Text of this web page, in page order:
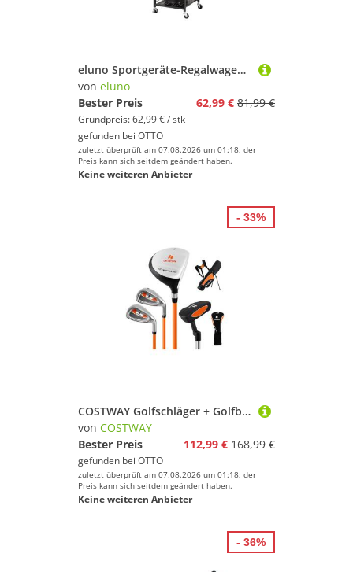
eluno Sportgeräte-Regalwagen passend für 1 Golftasche, aus schwarzem Stahl
von eluno
Bester Preis
62,99 € 81,99 €
Grundpreis: 62,99 € / stk
gefunden bei OTTO
zuletzt überprüft am 07.08.2026 um 01:18; der
Preis kann sich seitdem geändert haben.
Keine weiteren Anbieter
COSTWAY Golfschläger + Golfbag, mit Fairway-Holz, Eisen 7, 9 & Putter
von COSTWAY
Bester Preis
112,99 € 168,99 €
gefunden bei OTTO
zuletzt überprüft am 07.08.2026 um 01:18; der
Preis kann sich seitdem geändert haben.
Keine weiteren Anbieter
- 33%
- 36%